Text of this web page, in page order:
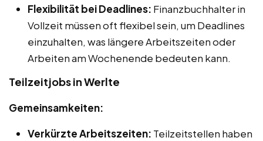
Flexibilität bei Deadlines: Finanzbuchhalter in
Vollzeit müssen oft flexibel sein, um Deadlines
einzuhalten, was längere Arbeitszeiten oder
Arbeiten am Wochenende bedeuten kann.
Teilzeitjobs in Werlte
Gemeinsamkeiten:
Verkürzte Arbeitszeiten: Teilzeitstellen haben